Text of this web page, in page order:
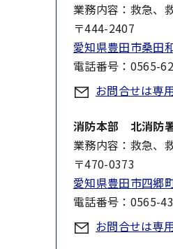
業務内容：救急、
〒444-2407
愛知県豊田市桑田
電話番号：0565-
お問合せは専
消防本部 北消防
業務内容：救急、
〒470-0373
愛知県豊田市四郷
電話番号：0565-
お問合せは専